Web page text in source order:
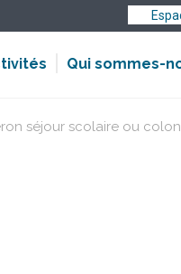
Qui sommes-
séjour scolaire ou